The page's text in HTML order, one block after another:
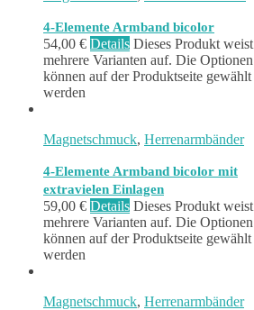
4-Elemente Armband bicolor
54,00 € Details Dieses Produkt weist
mehrere Varianten auf. Die Optionen
können auf der Produktseite gewählt
werden
Magnetschmuck, Herrenarmbänder
4-Elemente Armband bicolor mit
extravielen Einlagen
59,00 € Details Dieses Produkt weist
mehrere Varianten auf. Die Optionen
können auf der Produktseite gewählt
werden
Magnetschmuck, Herrenarmbänder